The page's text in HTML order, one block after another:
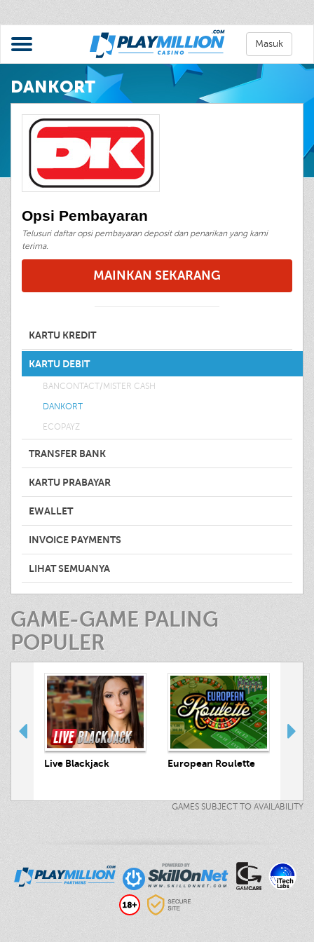
Masuk
DANKORT
Opsi Pembayaran
Telusuri daftar opsi pembayaran deposit dan penarikan yang kami
terima.
MAINKAN SEKARANG
KARTU KREDIT
KARTU DEBIT
BANCONTACT/MISTER CASH
DANKORT
ECOPAYZ
TRANSFER BANK
KARTU PRABAYAR
EWALLET
INVOICE PAYMENTS
LIHAT SEMUANYA
GAME-GAME PALING
POPULER
Live Blackjack European Roulette
GAMES SUBJECT TO AVAILABILITY